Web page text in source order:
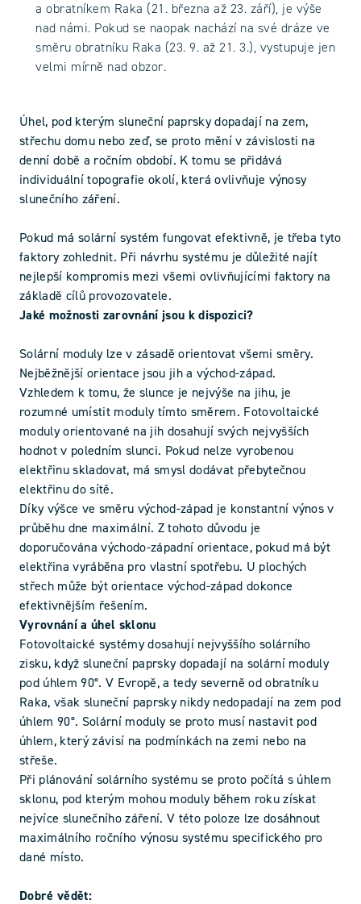
a obratníkem Raka (21. března až 23. září), je výše
nad námi. Pokud se naopak nachází na své dráze ve
směru obratníku Raka (23. 9. až 21. 3.), vystupuje jen
velmi mírně nad obzor.
Úhel, pod kterým sluneční paprsky dopadají na zem,
střechu domu nebo zeď, se proto mění v závislosti na
denní době a ročním období. K tomu se přidává
individuální topografie okolí, která ovlivňuje výnosy
slunečního záření.
Pokud má solární systém fungovat efektivně, je třeba tyto
faktory zohlednit. Při návrhu systému je důležité najít
nejlepší kompromis mezi všemi ovlivňujícími faktory na
základě cílů provozovatele.
Jaké možnosti zarovnání jsou k dispozici?
Solární moduly lze v zásadě orientovat všemi směry.
Nejběžnější orientace jsou jih a východ-západ.
Vzhledem k tomu, že slunce je nejvýše na jihu, je
rozumné umístit moduly tímto směrem. Fotovoltaické
moduly orientované na jih dosahují svých nejvyšších
hodnot v poledním slunci. Pokud nelze vyrobenou
elektřinu skladovat, má smysl dodávat přebytečnou
elektřinu do sítě.
Díky výšce ve směru východ-západ je konstantní výnos v
průběhu dne maximální. Z tohoto důvodu je
doporučována východo-západní orientace, pokud má být
elektřina vyráběna pro vlastní spotřebu. U plochých
střech může být orientace východ-západ dokonce
efektivnějším řešením.
Vyrovnání a úhel sklonu
Fotovoltaické systémy dosahují nejvyššího solárního
zisku, když sluneční paprsky dopadají na solární moduly
pod úhlem 90°. V Evropě, a tedy severně od obratníku
Raka, však sluneční paprsky nikdy nedopadají na zem pod
úhlem 90°. Solární moduly se proto musí nastavit pod
úhlem, který závisí na podmínkách na zemi nebo na
střeše.
Při plánování solárního systému se proto počítá s úhlem
sklonu, pod kterým mohou moduly během roku získat
nejvíce slunečního záření. V této poloze lze dosáhnout
maximálního ročního výnosu systému specifického pro
dané místo.
Dobré vědět: